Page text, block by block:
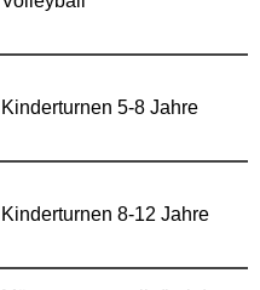
Kinderturnen 5-8 Jahre
Kinderturnen 8-12 Jahre